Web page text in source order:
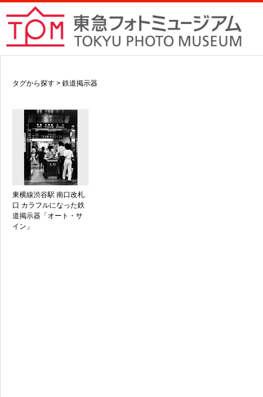
タグから探す > 鉄道掲示器
東横線渋谷駅 南口改札
口 カラフルになった鉄
道掲示器「オート・サ
イン」